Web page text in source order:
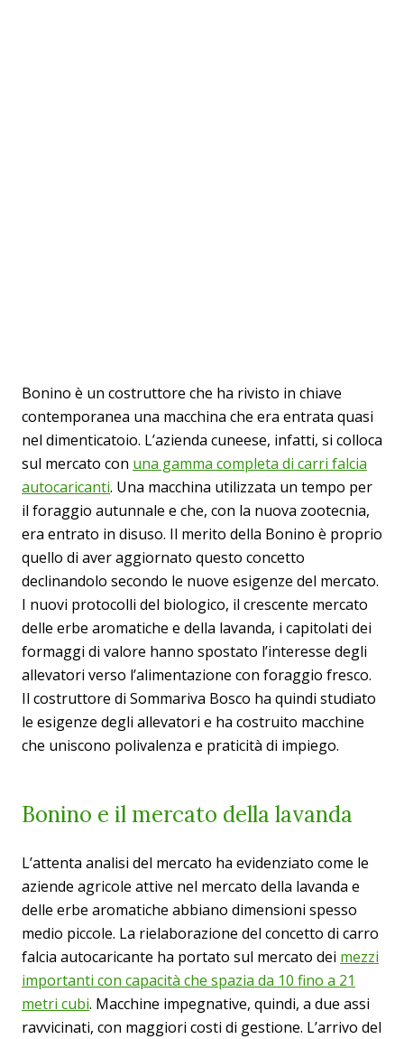
Bonino è un costruttore che ha rivisto in chiave
contemporanea una macchina che era entrata quasi
nel dimenticatoio. L’azienda cuneese, infatti, si colloca
sul mercato con una gamma completa di carri falcia
autocaricanti. Una macchina utilizzata un tempo per
il foraggio autunnale e che, con la nuova zootecnia,
era entrato in disuso. Il merito della Bonino è proprio
quello di aver aggiornato questo concetto
declinandolo secondo le nuove esigenze del mercato.
I nuovi protocolli del biologico, il crescente mercato
delle erbe aromatiche e della lavanda, i capitolati dei
formaggi di valore hanno spostato l’interesse degli
allevatori verso l’alimentazione con foraggio fresco.
Il costruttore di Sommariva Bosco ha quindi studiato
le esigenze degli allevatori e ha costruito macchine
che uniscono polivalenza e praticità di impiego.
Bonino e il mercato della lavanda
L’attenta analisi del mercato ha evidenziato come le
aziende agricole attive nel mercato della lavanda e
delle erbe aromatiche abbiano dimensioni spesso
medio piccole. La rielaborazione del concetto di carro
falcia autocaricante ha portato sul mercato dei mezzi
importanti con capacità che spazia da 10 fino a 21
metri cubi. Macchine impegnative, quindi, a due assi
ravvicinati, con maggiori costi di gestione. L’arrivo del